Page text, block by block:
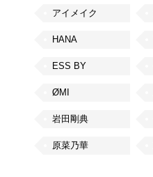
アイメイク
HANA
ESS BY
ØMI
岩田剛典
原菜乃華